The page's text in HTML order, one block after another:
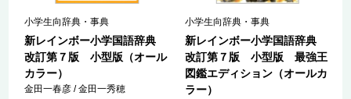
小学生向辞典・事典
新レインボー小学国語辞典
改訂第７版 小型版（オール
カラー）
金田一春彦 / 金田一秀穂
小学生向辞典・事典
新レインボー小学国語辞典
改訂第７版 小型版 最強王
図鑑エディション（オールカ
ラー）